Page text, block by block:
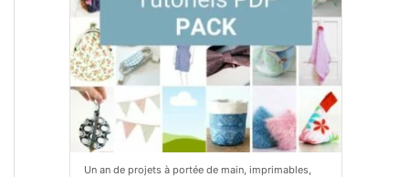
t
i
t
C
i
t
t
i
t
c
i
Un an de projets à portée de main, imprimables,